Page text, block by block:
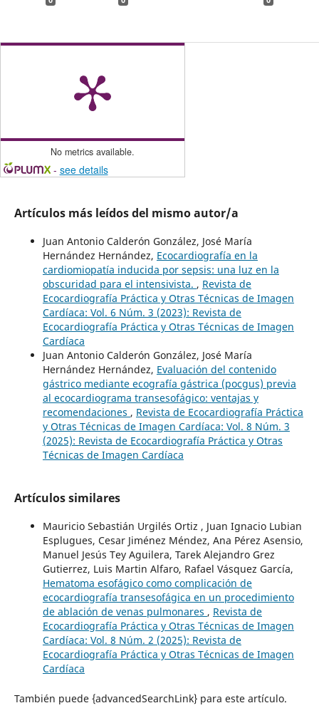
No metrics available.
- see details
Artículos más leídos del mismo autor/a
Juan Antonio Calderón González, José María
Hernández Hernández, Ecocardiografía en la
cardiomiopatía inducida por sepsis: una luz en la
obscuridad para el intensivista. , Revista de
Ecocardiografía Práctica y Otras Técnicas de Imagen
Cardíaca: Vol. 6 Núm. 3 (2023): Revista de
Ecocardiografía Práctica y Otras Técnicas de Imagen
Cardíaca
Juan Antonio Calderón González, José María
Hernández Hernández, Evaluación del contenido
gástrico mediante ecografía gástrica (pocgus) previa
al ecocardiograma transesofágico: ventajas y
recomendaciones , Revista de Ecocardiografía Práctica
y Otras Técnicas de Imagen Cardíaca: Vol. 8 Núm. 3
(2025): Revista de Ecocardiografía Práctica y Otras
Técnicas de Imagen Cardíaca
Artículos similares
Mauricio Sebastián Urgilés Ortiz , Juan Ignacio Lubian
Esplugues, Cesar Jiménez Méndez, Ana Pérez Asensio,
Manuel Jesús Tey Aguilera, Tarek Alejandro Grez
Gutierrez, Luis Martin Alfaro, Rafael Vásquez García,
Hematoma esofágico como complicación de
ecocardiografía transesofágica en un procedimiento
de ablación de venas pulmonares , Revista de
Ecocardiografía Práctica y Otras Técnicas de Imagen
Cardíaca: Vol. 8 Núm. 2 (2025): Revista de
Ecocardiografía Práctica y Otras Técnicas de Imagen
Cardíaca
También puede {advancedSearchLink} para este artículo.